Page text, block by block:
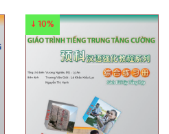
↓ 10%